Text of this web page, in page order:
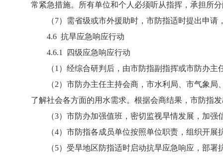
常紧急措施。所有单位和个人必须听从指挥，承担所
（7）需省级或市外援助时，市防指适时提出申请
4.6 抗旱应急响应行动
4.6.1 四级应急响应行动
（1）经综合研判后，由市防指副指挥或市防办主
（2）市防办主任主持会商，市水利局、市气象局
了解社会各方面的用水需求。根据会商结果，市防指
（3）市防办加强值班，密切监视旱情发展，加强
（4）市防指各成员单位按照单位职责，组织开展
（5）受旱地区防指适时启动抗旱应急响应，部署